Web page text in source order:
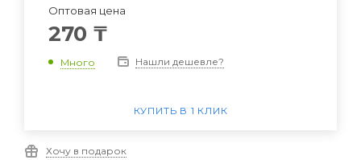
Оптовая цена
270 ₸
Много Нашли дешевле?
КУПИТЬ В 1 КЛИК
Хочу в подарок